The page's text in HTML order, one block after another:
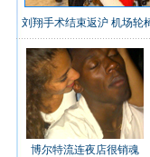
刘翔手术结束返沪 机场轮
博尔特流连夜店很销魂